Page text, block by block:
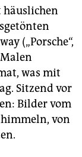
häuslichen
(„Porsche“,
was mit
Sitzend vor
Bilder vom
von